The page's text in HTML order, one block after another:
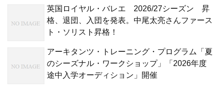
英国ロイヤル・バレエ 2026/27シーズン 昇
格、退団、入団を発表。中尾太亮さんファース
ト・ソリスト昇格！
アーキタンツ・トレーニング・プログラム「夏
のシーズナル・ワークショップ」「2026年度
途中入学オーディション」開催